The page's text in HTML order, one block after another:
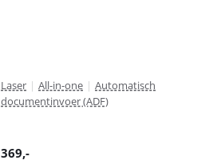
Laser | All-in-one | Automatisch
documentinvoer (ADF)
369,-